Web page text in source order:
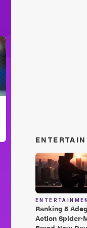
Ranking 5
Action Spider-